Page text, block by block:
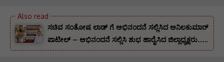
ಸಚಿವ ಸಂತೋಷ ಲಾಡ್ ಗೆ ಅಭಿನಂದನೆ ಸಲ್ಲಿಸಿದ ಅನಿಲಕುಮಾರ್
ಪಾಟೀಲ್ – ಅಭಿನಂದನೆ ಸಲ್ಲಿಸಿ ಶುಭ ಹಾರೈಸಿದ ಜಿಲ್ಲಾಧ್ಯಕ್ಷರು…..